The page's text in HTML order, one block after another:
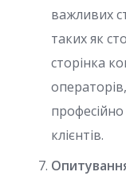
важливих
таких як
сторінка
клієнтів.